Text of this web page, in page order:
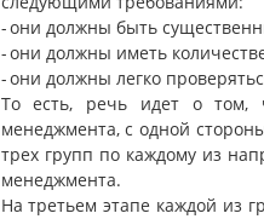
- они должны быть
- они должны иметь
- они должны легко
То есть, речь идет о том,
менеджмента, с одной
трех групп по каждому из
менеджмента.
На третьем этапе каждой из